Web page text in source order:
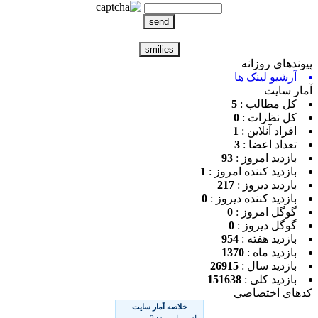
روزانه
آرشیو لینک ها
سایت
کل مطالب :5
کل نظرات : 0
افراد آنلاین :1
تعداد اعضا :3
بازدید امروز : 93
بازدید کننده امروز : 1
باردید دیروز : 217
بازدید کننده دیروز : 0
گوگل امروز : 0
گوگل دیروز : 0
بازدید هفته :954
بازدید ماه :1370
بازدید سال :26915
بازدید کلی :151638
اختصاصی